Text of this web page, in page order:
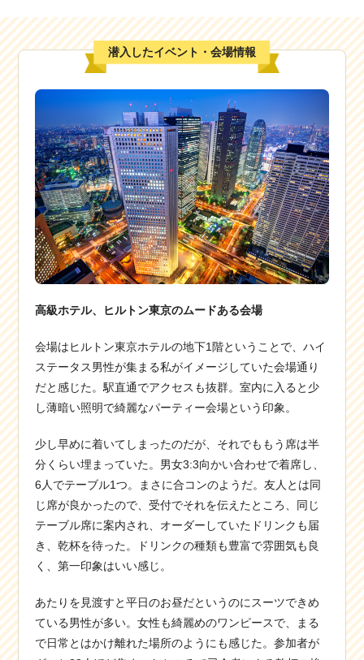
潜入したイベント・会場情報
高級ホテル、ヒルトン東京のムードある会場
会場はヒルトン東京ホテルの地下1階ということで、ハイ
ステータス男性が集まる私がイメージしていた会場通り
だと感じた。駅直通でアクセスも抜群。室内に入ると少
し薄暗い照明で綺麗なパーティー会場という印象。
少し早めに着いてしまったのだが、それでももう席は半
分くらい埋まっていた。男女3:3向かい合わせで着席し、
6人でテーブル1つ。まさに合コンのようだ。友人とは同
じ席が良かったので、受付でそれを伝えたところ、同じ
テーブル席に案内され、オーダーしていたドリンクも届
き、乾杯を待った。ドリンクの種類も豊富で雰囲気も良
く、第一印象はいい感じ。
あたりを見渡すと平日のお昼だというのにスーツできめ
ている男性が多い。女性も綺麗めのワンピースで、まる
で日常とはかけ離れた場所のようにも感じた。参加者が